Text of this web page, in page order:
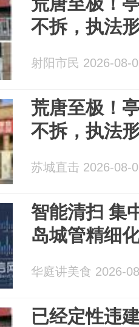
不拆，执法
射阳市民 2026-08-
荒唐至极！
不拆，执法
苏城直击 2026-08-
智能清扫 集
岛城管精细
华庭讲美食 2026-
已经定性违